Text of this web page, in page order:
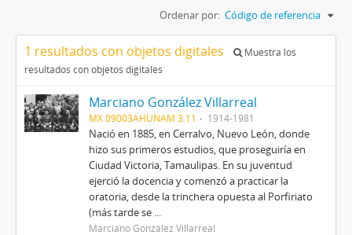
Ordenar por: Código de referencia
1 resultados con objetos digitales
Muestra los
resultados con objetos digitales
Marciano González Villarreal
MX 09003AHUNAM 3.11 1914-1981
Nació en 1885, en Cerralvo, Nuevo León, donde
hizo sus primeros estudios, que proseguiría en
Ciudad Victoria, Tamaulipas. En su juventud
ejerció la docencia y comenzó a practicar la
oratoria, desde la trinchera opuesta al Porfiriato
(más tarde se ...
Marciano González Villarreal